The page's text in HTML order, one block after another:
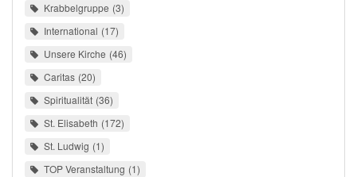
Krabbelgruppe 3
International 17
Unsere Kirche 46
Caritas 20
Spiritualität 36
St. Elisabeth 172
St. Ludwig 1
TOP Veranstaltung 1